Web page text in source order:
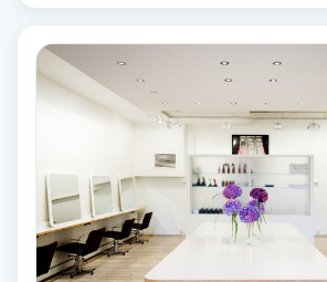
Tatueringsborttagning
Terapi
Thaimassage
Toning